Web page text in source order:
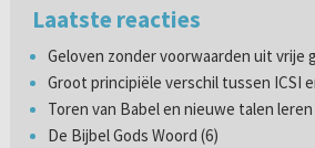
Laatste reacties
Geloven zonder voorwaarden uit vrije
Groot principiële verschil tussen ICSI
Toren van Babel en nieuwe talen leren
De Bijbel Gods Woord (6)